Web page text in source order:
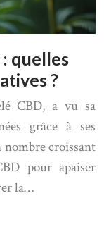
: quelles
?
CBD, a vu sa
grâce à ses
croissant
pour apaiser
la…